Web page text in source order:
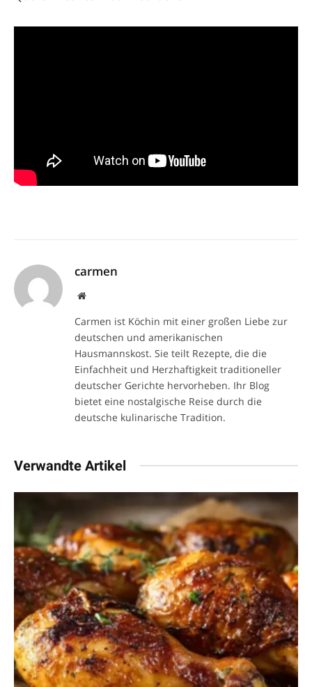
carmen
Website
Carmen ist Köchin mit einer großen Liebe zur
deutschen und amerikanischen
Hausmannskost. Sie teilt Rezepte, die die
Einfachheit und Herzhaftigkeit traditioneller
deutscher Gerichte hervorheben. Ihr Blog
bietet eine nostalgische Reise durch die
deutsche kulinarische Tradition.
Verwandte Artikel